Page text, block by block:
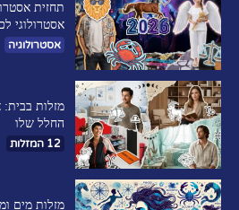
אסטרולוגי
אסטרולוגיה
מזלות
החלל שלו
12 המזלות
מזלות מים